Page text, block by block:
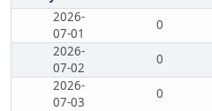
2026-
07-01
0
2026-
07-02
0
2026-
07-03
0